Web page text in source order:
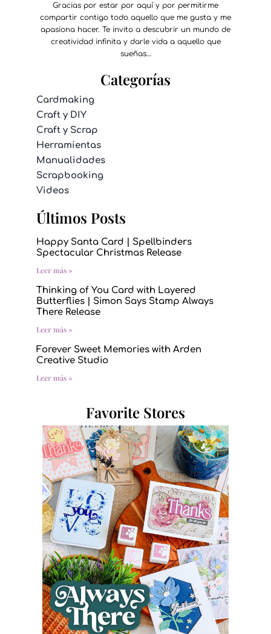
Gracias por estar por aquí y por permitirme
compartir contigo todo aquello que me gusta y me
apasiona hacer. Te invito a descubrir un mundo de
creatividad infinita y darle vida a aquello que
sueñas…
Categorías
Cardmaking
Craft y DIY
Craft y Scrap
Herramientas
Manualidades
Scrapbooking
Videos
Últimos Posts
Happy Santa Card | Spellbinders
Spectacular Christmas Release
Leer más »
Thinking of You Card with Layered
Butterflies | Simon Says Stamp Always
There Release
Leer más »
Forever Sweet Memories with Arden
Creative Studio
Leer más »
Favorite Stores